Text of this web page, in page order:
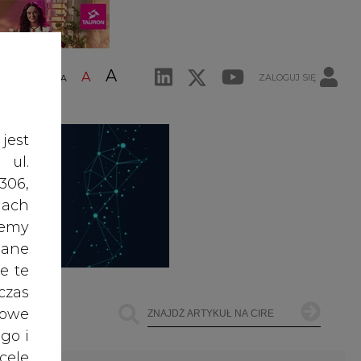
A A A ZALOGUJ SIĘ
ul.
te
i